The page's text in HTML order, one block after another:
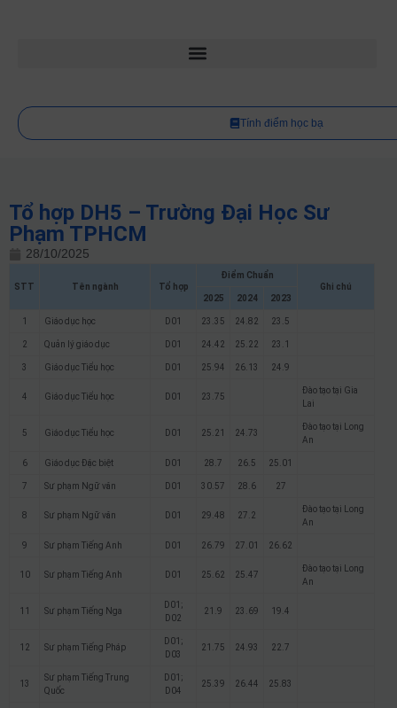
Tính điểm học bạ
Tổ hợp DH5 – Trường Đại Học Sư
Phạm TPHCM
28/10/2025
STT Tên ngành Tổ hợp
Điểm Chuẩn
Ghi chú
2025
2024 2023
1 Giáo dục học D01 23.35 24.82 23.5
2 Quản lý giáo dục D01 24.42 25.22 23.1
3 Giáo dục Tiểu học D01 25.94 26.13 24.9
4 Giáo dục Tiểu học D01 23.75
Đào tạo tại Gia
Lai
5 Giáo dục Tiểu học D01 25.21 24.73
Đào tạo tại Long
An
6 Giáo dục Đặc biệt D01 28.7 26.5 25.01
7 Sư phạm Ngữ văn D01 30.57 28.6 27
8 Sư phạm Ngữ văn D01 29.48 27.2
Đào tạo tại Long
An
9 Sư phạm Tiếng Anh D01 26.79 27.01 26.62
10 Sư phạm Tiếng Anh D01 25.62 25.47
Đào tạo tại Long
An
11 Sư phạm Tiếng Nga
D01;
D02
21.9 23.69 19.4
12 Sư phạm Tiếng Pháp
D01;
D03
21.75 24.93 22.7
13
Sư phạm Tiếng Trung
Quốc
D01;
D04
25.39 26.44 25.83